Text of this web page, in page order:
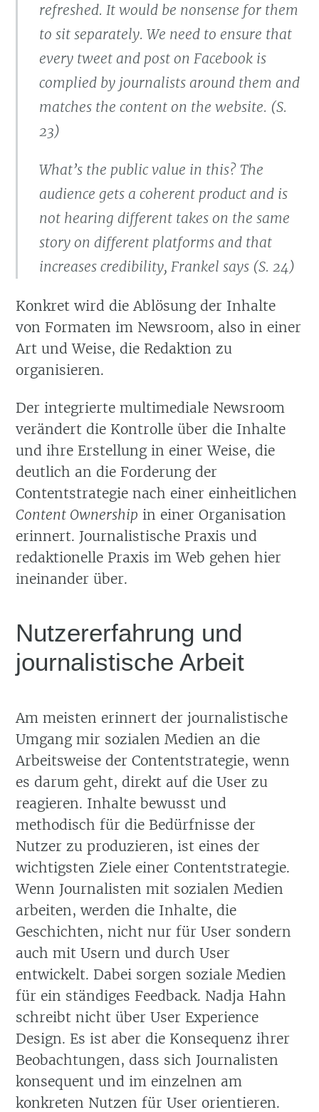
refreshed. It would be nonsense for them
to sit separately. We need to ensure that
every tweet and post on Facebook is
complied by journalists around them and
matches the content on the website. (S.
23)
What’s the public value in this? The
audience gets a coherent product and is
not hearing different takes on the same
story on different platforms and that
increases credibility, Frankel says (S. 24)
Konkret wird die Ablösung der Inhalte
von Formaten im Newsroom, also in einer
Art und Weise, die Redaktion zu
organisieren.
Der integrierte multimediale Newsroom
verändert die Kontrolle über die Inhalte
und ihre Erstellung in einer Weise, die
deutlich an die Forderung der
Contentstrategie nach einer einheitlichen
Content Ownership in einer Organisation
erinnert. Journalistische Praxis und
redaktionelle Praxis im Web gehen hier
ineinander über.
Nutzererfahrung und
journalistische Arbeit
Am meisten erinnert der journalistische
Umgang mir sozialen Medien an die
Arbeitsweise der Contentstrategie, wenn
es darum geht, direkt auf die User zu
reagieren. Inhalte bewusst und
methodisch für die Bedürfnisse der
Nutzer zu produzieren, ist eines der
wichtigsten Ziele einer Contentstrategie.
Wenn Journalisten mit sozialen Medien
arbeiten, werden die Inhalte, die
Geschichten, nicht nur für User sondern
auch mit Usern und durch User
entwickelt. Dabei sorgen soziale Medien
für ein ständiges Feedback. Nadja Hahn
schreibt nicht über User Experience
Design. Es ist aber die Konsequenz ihrer
Beobachtungen, dass sich Journalisten
konsequent und im einzelnen am
konkreten Nutzen für User orientieren.